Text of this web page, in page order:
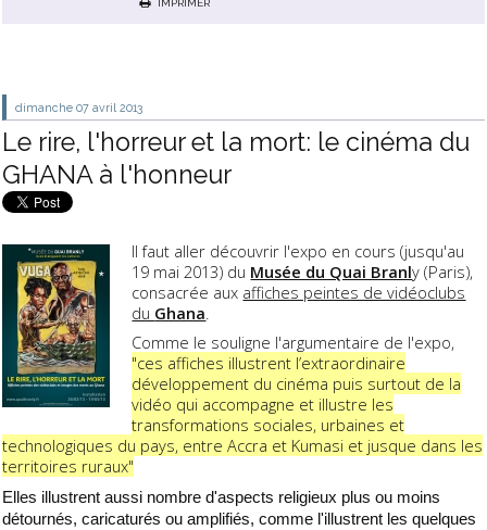
dimanche 07 avril 2013
Le rire, l'horreur et la mort: le cinéma du
GHANA à l'honneur
Il faut aller découvrir l'expo en cours (jusqu'au
19 mai 2013) du Musée du Quai Branly (Paris),
consacrée aux affiches peintes de vidéoclubs
du Ghana.
Comme le souligne l'argumentaire de l'expo,
"ces affiches illustrent l’extraordinaire
développement du cinéma puis surtout de la
vidéo qui accompagne et illustre les
transformations sociales, urbaines et
technologiques du pays, entre Accra et Kumasi et jusque dans les
territoires ruraux"
Elles illustrent aussi nombre d'aspects religieux plus ou moins
détournés, caricaturés ou amplifiés, comme l'illustrent les quelques